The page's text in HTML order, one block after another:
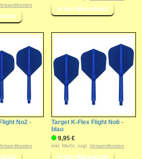
No2 -
Target K-Flex Flight No6 -
blau
9,95 €
inkl. MwSt, zzgl. Versandkosten